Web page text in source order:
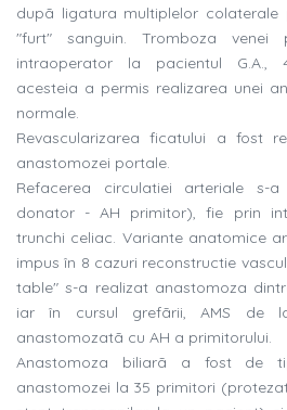
dupã ligatura multiplelor colaterale
"furt" sanguin. Tromboza
intraoperator la pacientul G.A.,
acesteia a permis realizarea unei
normale.
Revascularizarea ficatului a fost
anastomozei portale.
Refacerea circulatiei arteriale s-
donator - AH primitor), fie prin
trunchi celiac. Variante anatomice
impus în 8 cazuri reconstructie
table" s-a realizat anastomoza
iar în cursul grefãrii, AMS de
anastomozatã cu AH a primitorului.
Anastomoza biliarã a fost de
anastomozei la 35 primitori